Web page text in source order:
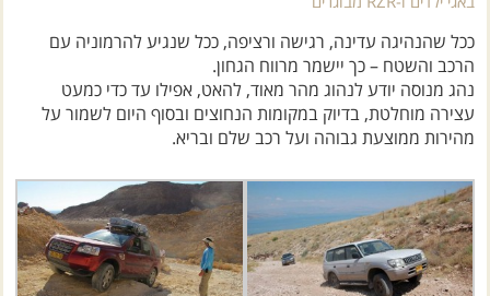
הרכב והשטח – כך יישמר מרווח הגחון.
נהג מנוסה יודע לנהוג מהר מאוד, להאט, אפילו עד כדי כמעט
עצירה מוחלטת, בדיוק במקומות הנחוצים ובסוף היום לשמור על
מהירות ממוצעת גבוהה ועל רכב שלם ובריא.